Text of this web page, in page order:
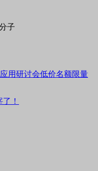
子
用研讨会低价名额限量
！